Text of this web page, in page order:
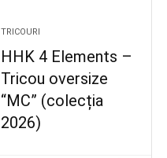
TRICOURI
HHK 4 Elements –
Tricou oversize
“MC” (colecția
2026)